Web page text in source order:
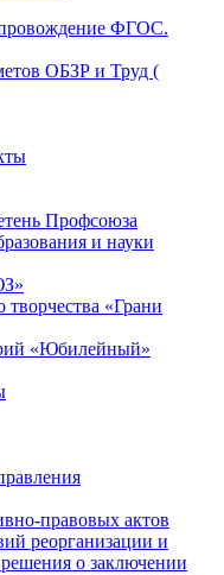
ФГОС.
ОБЗР и Труд (
Профсоюза
и науки
творчества «Грани
«Юбилейный»
правовых актов
реорганизации и
о заключении